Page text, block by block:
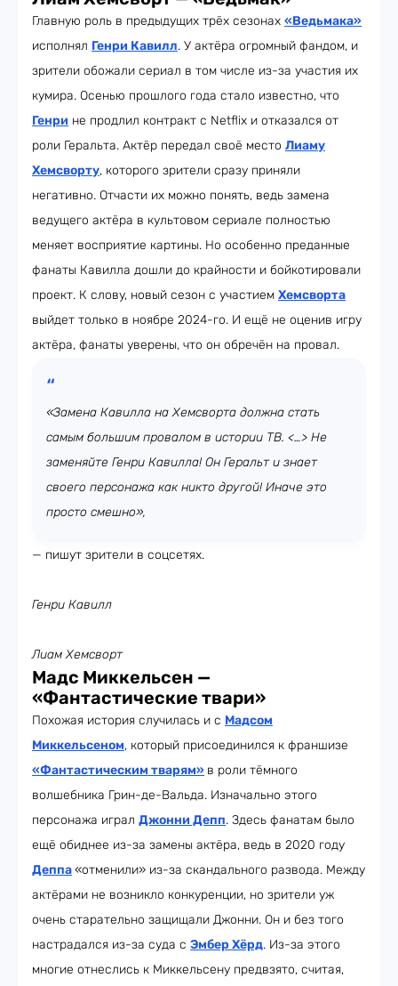
Главную роль в предыдущих трёх сезонах «Ведьмака»
исполнял Генри Кавилл. У актёра огромный фандом, и
зрители обожали сериал в том числе из-за участия их
кумира. Осенью прошлого года стало известно, что
Генри не продлил контракт с Netflix и отказался от
роли Геральта. Актёр передал своё место Лиаму
Хемсворту, которого зрители сразу приняли
негативно. Отчасти их можно понять, ведь замена
ведущего актёра в культовом сериале полностью
меняет восприятие картины. Но особенно преданные
фанаты Кавилла дошли до крайности и бойкотировали
проект. К слову, новый сезон с участием Хемсворта
выйдет только в ноябре 2024-го. И ещё не оценив игру
актёра, фанаты уверены, что он обречён на провал.
«Замена Кавилла на Хемсворта должна стать
самым большим провалом в истории ТВ. <…> Не
заменяйте Генри Кавилла! Он Геральт и знает
своего персонажа как никто другой! Иначе это
просто смешно»,
— пишут зрители в соцсетях.
Генри Кавилл
Лиам Хемсворт
Мадс Миккельсен —
«Фантастические твари»
Похожая история случилась и с Мадсом
Миккельсеном, который присоединился к франшизе
«Фантастическим тварям» в роли тёмного
волшебника Грин-де-Вальда. Изначально этого
персонажа играл Джонни Депп. Здесь фанатам было
ещё обиднее из-за замены актёра, ведь в 2020 году
Деппа«отменили» из-за скандального развода. Между
актёрами не возникло конкуренции, но зрители уж
очень старательно защищали Джонни. Он и без того
настрадался из-за суда с Эмбер Хёрд. Из-за этого
многие отнеслись к Миккельсену предвзято, считая,